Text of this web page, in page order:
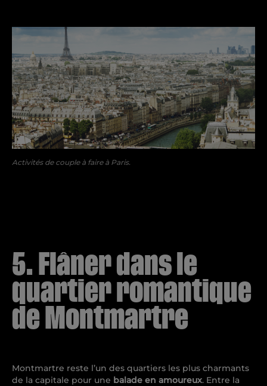
Activités de couple à faire à Paris.
5. Flâner dans le
quartier romantique
de Montmartre
Montmartre reste l’un des quartiers les plus charmants
de la capitale pour une balade en amoureux. Entre la